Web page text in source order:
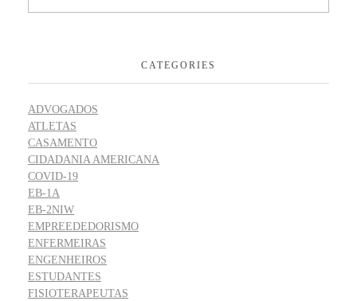
CATEGORIES
ADVOGADOS
ATLETAS
CASAMENTO
CIDADANIA AMERICANA
COVID-19
EB-1A
EB-2NIW
EMPREEDEDORISMO
ENFERMEIRAS
ENGENHEIROS
ESTUDANTES
FISIOTERAPEUTAS